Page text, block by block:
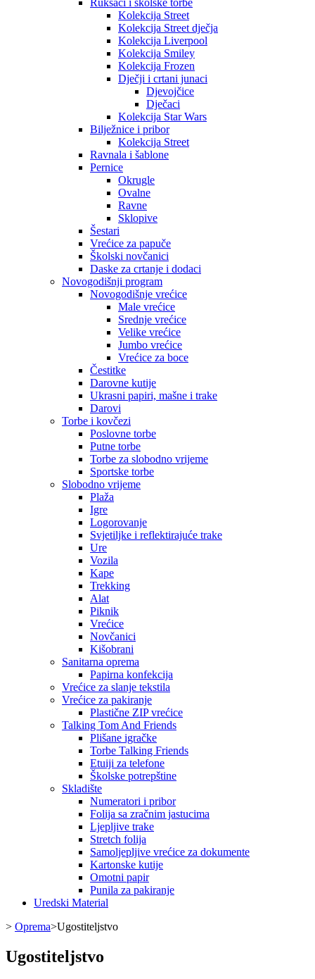
Ruksaci i školske torbe
Kolekcija Street
Kolekcija Street dječja
Kolekcija Liverpool
Kolekcija Smiley
Kolekcija Frozen
Dječji i crtani junaci
Djevojčice
Dječaci
Kolekcija Star Wars
Bilježnice i pribor
Kolekcija Street
Ravnala i šablone
Pernice
Okrugle
Ovalne
Ravne
Sklopive
Šestari
Vrećice za papuče
Školski novčanici
Daske za crtanje i dodaci
Novogodišnji program
Novogodišnje vrećice
Male vrećice
Srednje vrećice
Velike vrećice
Jumbo vrećice
Vrećice za boce
Čestitke
Darovne kutije
Ukrasni papiri, mašne i trake
Darovi
Torbe i kovčezi
Poslovne torbe
Putne torbe
Torbe za slobodno vrijeme
Sportske torbe
Slobodno vrijeme
Plaža
Igre
Logorovanje
Svjetiljke i reflektirajuće trake
Ure
Vozila
Kape
Trekking
Alat
Piknik
Vrećice
Novčanici
Kišobrani
Sanitarna oprema
Papirna konfekcija
Vrećice za slanje tekstila
Vrećice za pakiranje
Plastične ZIP vrećice
Talking Tom And Friends
Plišane igračke
Torbe Talking Friends
Etuiji za telefone
Školske potrepštine
Skladište
Numeratori i pribor
Folija sa zračnim jastucima
Ljepljive trake
Stretch folija
Samoljepljive vrećice za dokumente
Kartonske kutije
Omotni papir
Punila za pakiranje
Uredski Material
> Oprema>Ugostiteljstvo
Ugostiteljstvo